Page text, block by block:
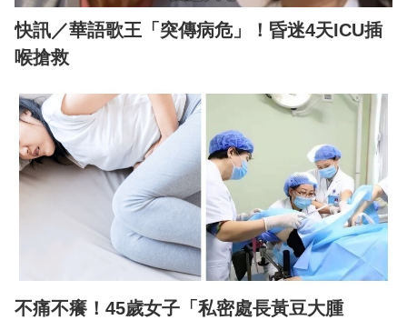
快訊／華語歌王「突傳病危」！昏迷4天ICU插
喉搶救
不痛不癢！45歲女子「私密處長黃豆大腫